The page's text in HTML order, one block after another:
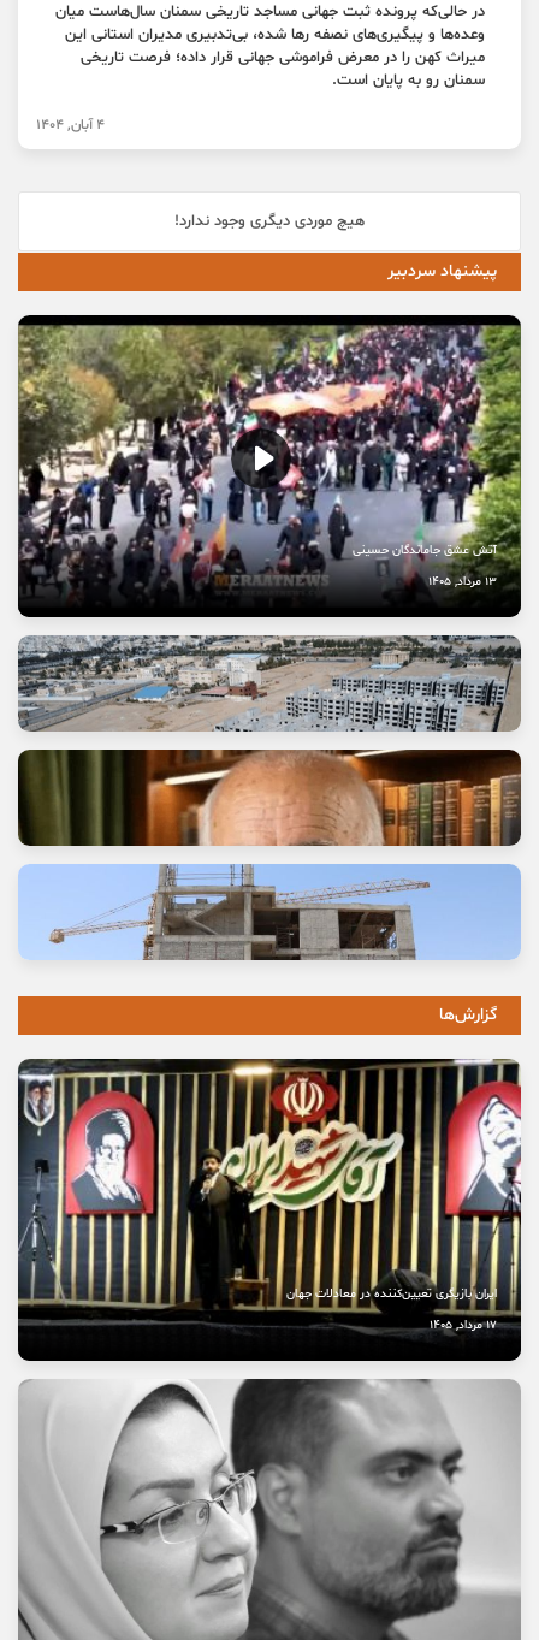
در حالی‌که پرونده ثبت جهانی مساجد تاریخی سمنان سال‌هاست میان
وعده‌ها و پیگیری‌های نصفه رها شده، بی‌تدبیری مدیران استانی این
میراث کهن را در معرض فراموشی جهانی قرار داده؛ فرصت تاریخی
سمنان رو به پایان است.
4 آبان, 1404
هیچ موردی دیگری وجود ندارد!
پیشنهاد سردبیر
آتش عشق جاماندگان حسینی
13 مرداد, 1405
وعده خانه‌ای که برای خانواده‌ها گران تمام شد
11 مرداد, 1405
10 مرداد, 1405
نخستین بیمارستان چشم‌پزشکی سمنان در مسیر بهره‌برداری
8 مرداد, 1405
گزارش‌ها
ایران بازیگری تعیین‌کننده در معادلات جهان
17 مرداد, 1405